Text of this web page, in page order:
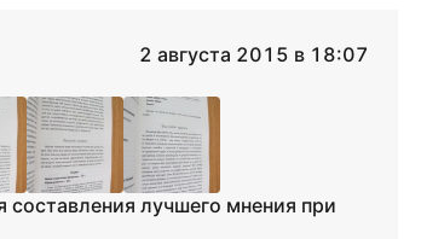
2 августа 2015 в 18:07
лучшего мнения при